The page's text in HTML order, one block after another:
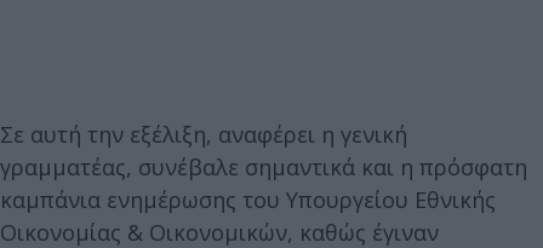
Σε αυτή την εξέλιξη, αναφέρει η γενική
γραμματέας, συνέβαλε σημαντικά και η πρόσφατη
καμπάνια ενημέρωσης του Υπουργείου Εθνικής
Οικονομίας & Οικονομικών, καθώς έγιναν